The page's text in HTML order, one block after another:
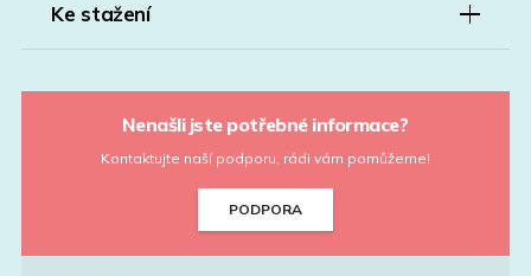
Ke stažení
Nenašli jste potřebné informace?
Kontaktujte naší podporu, rádi vám pomůžeme!
PODPORA